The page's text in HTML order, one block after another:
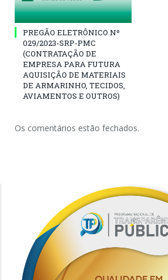
PREGÃO ELETRÔNICO Nº
029/2023-SRP-PMC
(CONTRATAÇÃO DE
EMPRESA PARA FUTURA
AQUISIÇÃO DE MATERIAIS
DE ARMARINHO, TECIDOS,
AVIAMENTOS E OUTROS)
Os comentários estão fechados.